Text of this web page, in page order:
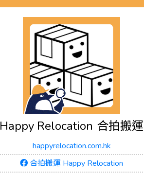
Happy Relocation 合拍搬運
happyrelocation.com.hk
合拍搬運 Happy Relocation